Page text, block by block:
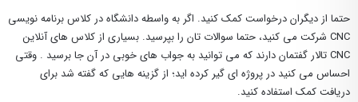
حتما از دیگران درخواست کمک کنید. اگر به واسطه دانشگاه در کلاس برنامه نویسی
CNC شرکت می کنید، حتما سوالات تان را بپرسید. بسیاری از کلاس های آنلاین
CNC تالار گفتمان دارند که می توانید به جواب های خوبی در آن جا برسید . وقتی
احساس می کنید در پروژه ای گیر کرده اید؛ از گزینه هایی که گفته شد برای
دریافت کمک استفاده کنید.